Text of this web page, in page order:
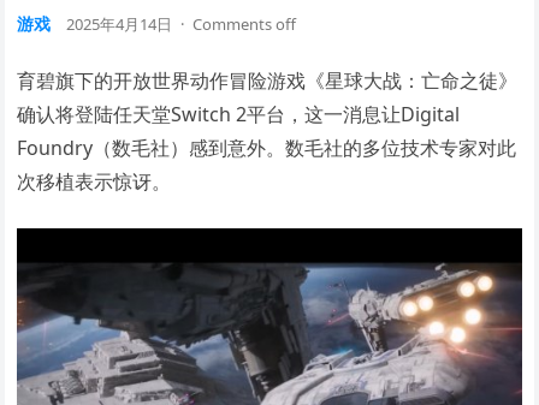
游戏 2025年4月14日 · Comments off
育碧旗下的开放世界动作冒险游戏《星球大战：亡命之徒》
确认将登陆任天堂Switch 2平台，这一消息让Digital
Foundry（数毛社）感到意外。数毛社的多位技术专家对此
次移植表示惊讶。